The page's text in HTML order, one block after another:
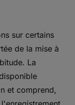
sur certains
de la mise à
La
et comprend,